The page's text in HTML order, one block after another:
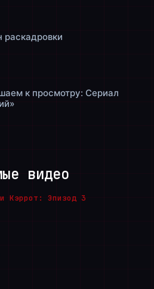
к просмотру: Сериал
видео
Кэррот: Эпизод 3